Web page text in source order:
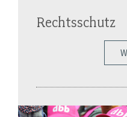
Rechtsschutz